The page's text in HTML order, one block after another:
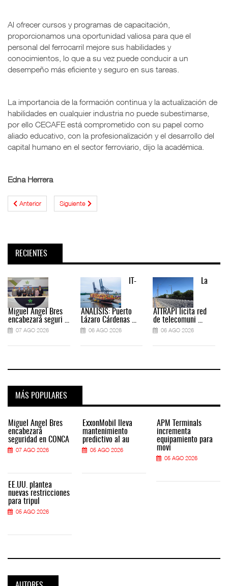
Al ofrecer cursos y programas de capacitación,
proporcionamos una oportunidad valiosa para que el
personal del ferrocarril mejore sus habilidades y
conocimientos, lo que a su vez puede conducir a un
desempeño más eficiente y seguro en sus tareas.
La importancia de la formación continua y la actualización de
habilidades en cualquier industria no puede subestimarse,
por ello CECAFE está comprometido con su papel como
aliado educativo, con la profesionalización y el desarrollo del
capital humano en el sector ferroviario, dijo la académica.
Edna Herrera
Anterior Siguiente
RECIENTES
Miguel Ángel Bres
encabezará seguri ...
07 AGO 2026
IT-
ANÁLISIS: Puerto
Lázaro Cárdenas ...
06 AGO 2026
La
ATTRAPI licita red
de telecomuni ...
06 AGO 2026
MÁS POPULARES
Miguel Ángel Bres
encabezará
seguridad en CONCA
07 AGO 2026
EE.UU. plantea
nuevas restricciones
para tripul
05 AGO 2026
ExxonMobil lleva
mantenimiento
predictivo al au
05 AGO 2026
APM Terminals
incrementa
equipamiento para
movi
05 AGO 2026